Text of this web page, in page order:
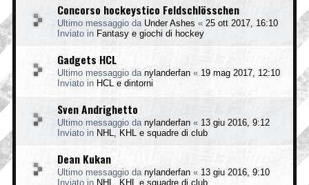
Concorso hockeystico Feldschlösschen
Ultimo messaggio da Under Ashes « 25 ott 2017, 16:10
Inviato in Fantasy e giochi di hockey
Gadgets HCL
Ultimo messaggio da nylanderfan « 19 mag 2017, 12:10
Inviato in HCL e dintorni
Sven Andrighetto
Ultimo messaggio da nylanderfan « 13 giu 2016, 9:12
Inviato in NHL, KHL e squadre di club
Dean Kukan
Ultimo messaggio da nylanderfan « 13 giu 2016, 9:10
Inviato in NHL, KHL e squadre di club